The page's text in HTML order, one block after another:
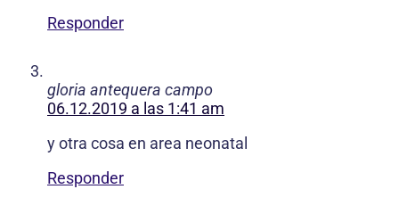
Responder
gloria antequera campo
06.12.2019 a las 1:41 am
y otra cosa en area neonatal
Responder